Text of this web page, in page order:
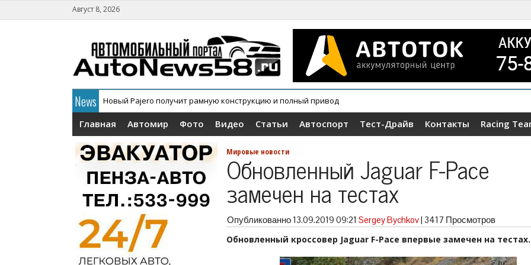
Август 8, 2026
News Новый Pajero получит рамную конструкцию и полный привод
Главная Автомир Фото Видео Статьи Автоспорт Тест-Драйв Контакты Racing
Мировые новости
Обновленный Jaguar F-Pace
замечен на тестах
Опубликованно 13.09.2019 09:21 Sergey Bychkov| 3417 Просмотров
Обновленный кроссовер Jaguar F-Pace впервые замечен на тестах.